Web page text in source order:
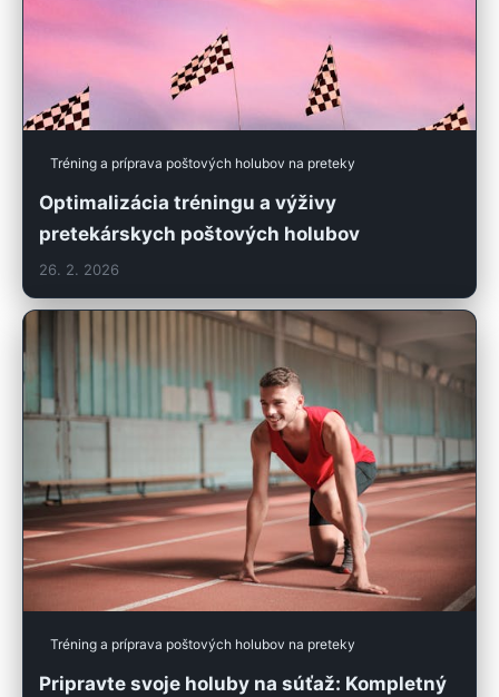
Tréning a príprava poštových holubov na preteky
Optimalizácia tréningu a výživy
pretekárskych poštových holubov
26. 2. 2026
Tréning a príprava poštových holubov na preteky
Pripravte svoje holuby na súťaž: Kompletný